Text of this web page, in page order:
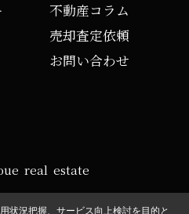
不動産コラム
売却査定依頼
お問い合わせ
real estate
状況把握、サービス向上検討を目的と